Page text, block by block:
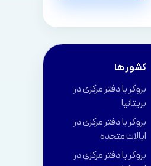
کشور ها
بروکر با دفتر مرکزی در
بریتانیا
بروکر با دفتر مرکزی در
ایالات متحده
بروکر با دفتر مرکزی در